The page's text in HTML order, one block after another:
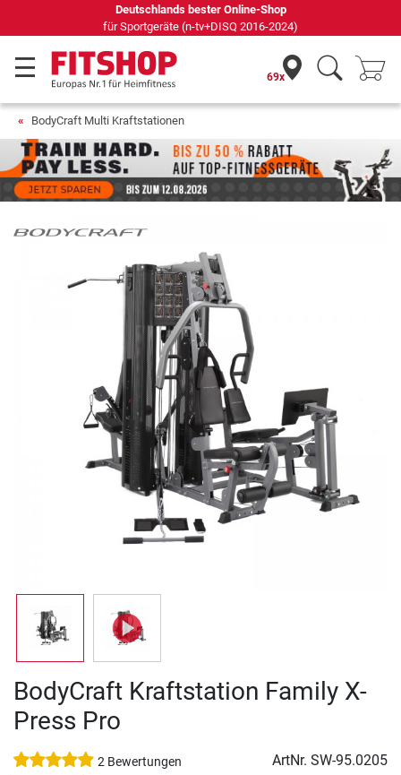
Seit 42 Jahren Ihr Experte für Heimfitness
69x
BodyCraft Multi Kraftstationen
BodyCraft Kraftstation Family X-
Press Pro
2 Bewertungen ArtNr. SW-95.0205